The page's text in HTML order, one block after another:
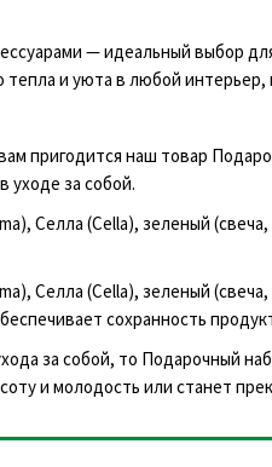
— идеальный выбор
и уюта в любой
пригодится наш товар
за собой.
Селла (Cella), зеленый
Селла (Cella), зеленый
сохранность
за собой, то Подарочный
и молодость или станет